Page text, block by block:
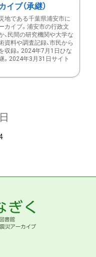
ブ（承継）
地である千葉県浦安市に
カイブ。浦安市の行政文
、民間の研究機関や大学な
資料や調査記録、市民から
収録。2024年7月1日ひな
。2024年3月31日サイト